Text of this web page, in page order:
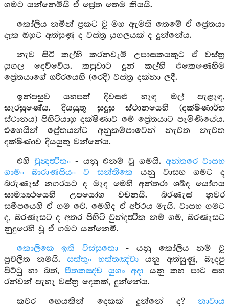
ගමට යන්නෙමියි ඒ ප්‍රේත තෙම කියයි.
කෝලිය නමින් ප්‍රකට වූ මහ ඇමති තෙමේ ඒ ප්‍රේතයා
දැක ඔහුට අත්සුණු ද වස්ත්‍ර යුගලයක් ද දුන්නේය.
නැව සිටි කල්හි කරනවෑමි උපාසකයකුට ඒ වස්ත්‍ර
යුගල දෙව්වේය. කපුවාට දුන් කල්හි එකෙණෙහිම
ප්‍රේතයාගේ ශරීරයෙහි (රෙදි) වස්ත්‍ර දක්නා ලදී.
ඉන්පසුව යහපත් දිවසළු හැඳ මල් පැළැඳ,
සැරසුණේය. දියයුතු සුදුසු ස්ථානයෙහි (දක්ෂිණාර්භ
ස්ථානය) පිහිටියාහු දක්ෂිණාව මේ ප්‍රේතයාට පැමිණියේය.
එහෙයින් ප්‍රේතයන්ට අනුකම්පාවෙන් නැවත නැවත
දක්ෂිණාව දියයුතු වන්නේය.
එහි චුන්‍දත්‍ථිතං- යනු එනම් වූ ගමයි. අන්තරෙ වාසභ
ගාමං බාරාණසියං ව සන්තිකෙ යනු වාසභ ගමට ද
බරුණැස් නගරයට ද මැද මෙහි අන්තරා ශබ්ද යෝගය
සාම්‍යත්‍ථයෙහි උපයෝග වචනයි. බරණැස් නුවර
සමීපයෙහි ඒ ගම වේ. මෙහිද ඒ අර්ථය මැයි. වාසභ ගමට
ද, බරණැසට ද අතර පිහිටි චුන්දත්‍ථික නම් ගම, බරණැසට
නුදුරෙහි වූ ඒ ගමට යන්නෙමි.
කොලිකෙ ඉති විස්සුතො- යනු කෝලිය නම් වූ
ප්‍රචලිත නමයි. සත්තුං භත්තඤ්චා යනු අත්සුණු, බැදපු
පිට්ටු හා බත්,පීතකඤ්ච යුගං අදා යනු කහ පාට සහ
රන්වන් පැහැ වස්ත්‍ර දෙකක්, දුන්නේය.
කවර හෙයකින් දෙකක් දුන්නේ ද? නාවාය